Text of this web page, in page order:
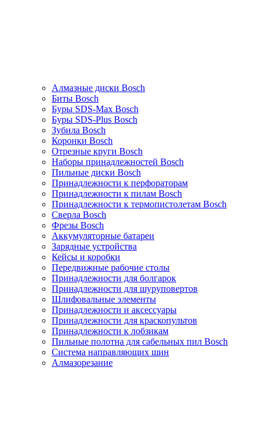
Алмазные диски Bosch
Биты Bosch
Буры SDS-Max Bosch
Буры SDS-Plus Bosch
Зубила Bosch
Коронки Bosch
Отрезные круги Bosch
Наборы принадлежностей Bosch
Пильные диски Bosch
Принадлежности к перфораторам
Принадлежности к пилам Bosch
Принадлежности к термопистолетам Bosch
Сверла Bosch
Фрезы Bosch
Аккумуляторные батареи
Зарядные устройства
Кейсы и коробки
Передвижные рабочие столы
Принадлежности для болгарок
Принадлежности для шуруповертов
Шлифовальные элементы
Принадлежности и аксессуары
Принадлежности для краскопультов
Принадлежности к лобзикам
Пильные полотна для сабельных пил Bosch
Система направляющих шин
Алмазорезание